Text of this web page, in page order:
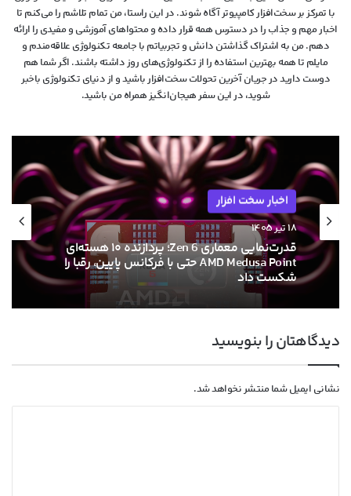
با تمرکز بر سخت‌افزار کامپیوتر آگاه شوند. در این راستا، من تمام تلاشم را می‌کنم تا
اخبار مهم و جذاب را در دسترس همه قرار داده و محتواهای آموزشی و مفیدی را ارائه
دهم. من به اشتراک گذاشتن دانش و تجربیاتم با جامعه تکنولوژی علاقه‌مندم و
مایلم تا همه بهترین استفاده را از تکنولوژی‌های روز داشته باشند. اگر شما هم
دوست دارید در جریان آخرین تحولات سخت‌افزار باشید و از دنیای تکنولوژی‌ باخبر
شوید، در این سفر هیجان‌انگیز همراه من باشید.
اخبار سخت افزار
قدرت‌نمایی معماری Zen 6؛ پردازنده ۱۰ هسته‌ای
AMD Medusa Point حتی با فرکانس پایین، رقبا را
شکست داد
اخبار سخت افزار
۱۳ خرداد ۱۴۰۵
ام‌اس‌آی با خنک‌کننده حرارتی الماس و فیوزهای
هوشمند به استقبال نسل بعدی کارت‌های
گرافیک انویدیا رفت
دیدگاهتان را بنویسید
نشانی ایمیل شما منتشر نخواهد شد.